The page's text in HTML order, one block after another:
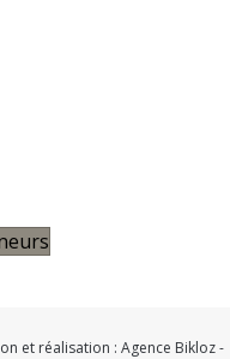
et réalisation : Agence Bikloz-